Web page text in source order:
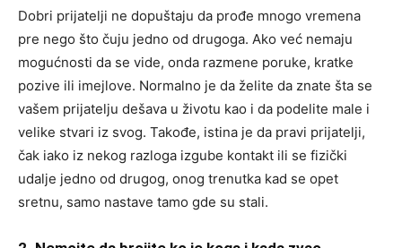
Dobri prijatelji ne dopuštaju da prođe mnogo vremena
pre nego što čuju jedno od drugoga. Ako već nemaju
mogućnosti da se vide, onda razmene poruke, kratke
pozive ili imejlove. Normalno je da želite da znate šta se
vašem prijatelju dešava u životu kao i da podelite male i
velike stvari iz svog. Takođe, istina je da pravi prijatelji,
čak iako iz nekog razloga izgube kontakt ili se fizički
udalje jedno od drugog, onog trenutka kad se opet
sretnu, samo nastave tamo gde su stali.